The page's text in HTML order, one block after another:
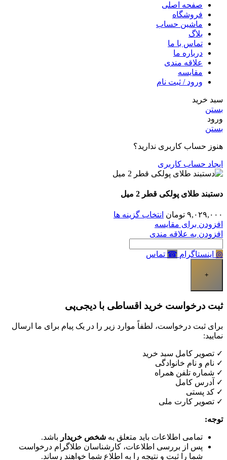
صفحه اصلی
فروشگاه
ماشین حساب
بلاگ
تماس با ما
درباره ما
علاقه مندی
مقایسه
ورود / ثبت نام
سبد خرید
بستن
ورود
بستن
هنوز حساب کاربری ندارید؟
ایجاد حساب کاربری
دستبند طلای پولکی قطر 2 میل
۹,۰۲۹,۰۰۰ تومان انتخاب گزینه ها
افزودن برای مقایسه
افزودن به علاقه مندی
◎ اینستاگرام ☎ تماس
+
ثبت درخواست خرید اقساطی با دیجی‌پی
برای ثبت درخواست، لطفاً موارد زیر را در یک پیام برای ما ارسال
نمایید:
✓ تصویر کامل سبد خرید
✓ نام و نام خانوادگی
✓ شماره تلفن همراه
✓ آدرس کامل
✓ کد پستی
✓ تصویر کارت ملی
توجه:
تمامی اطلاعات باید متعلق به شخص خریدار باشد.
پس از بررسی اطلاعات، کارشناسان طلاگرام درخواست
شما را ثبت و نتیجه را به اطلاع شما خواهند رساند.